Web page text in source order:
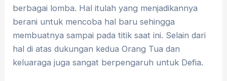
berbagai lomba. Hal itulah yang menjadikannya
berani untuk mencoba hal baru sehingga
membuatnya sampai pada titik saat ini. Selain dari
hal di atas dukungan kedua Orang Tua dan
keluaraga juga sangat berpengaruh untuk Defia.